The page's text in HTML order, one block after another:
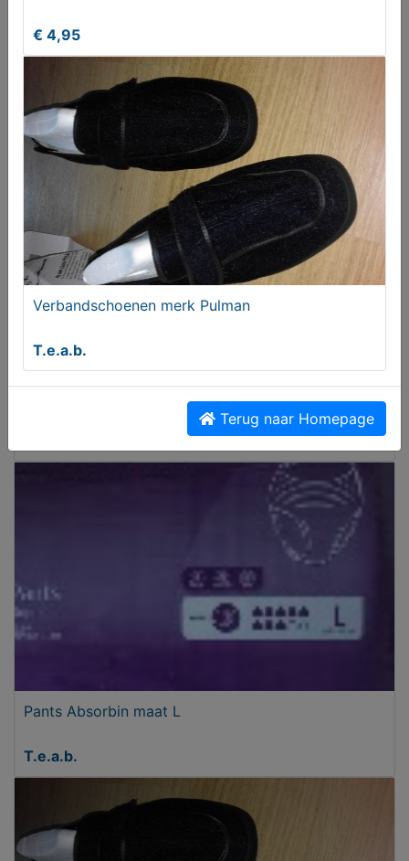
Fiets kleding diverse
€ 5,00
Pants Absorbin maat L
T.e.a.b.
€ 4,95
Verbandschoenen merk Pulman
T.e.a.b.
Terug naar Homepage